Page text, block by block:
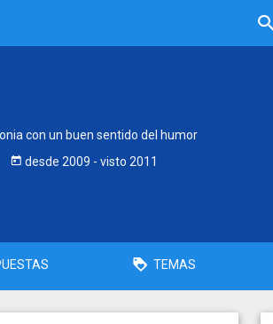
con un buen sentido del humor
desde 2009 - visto 2011
TEMAS